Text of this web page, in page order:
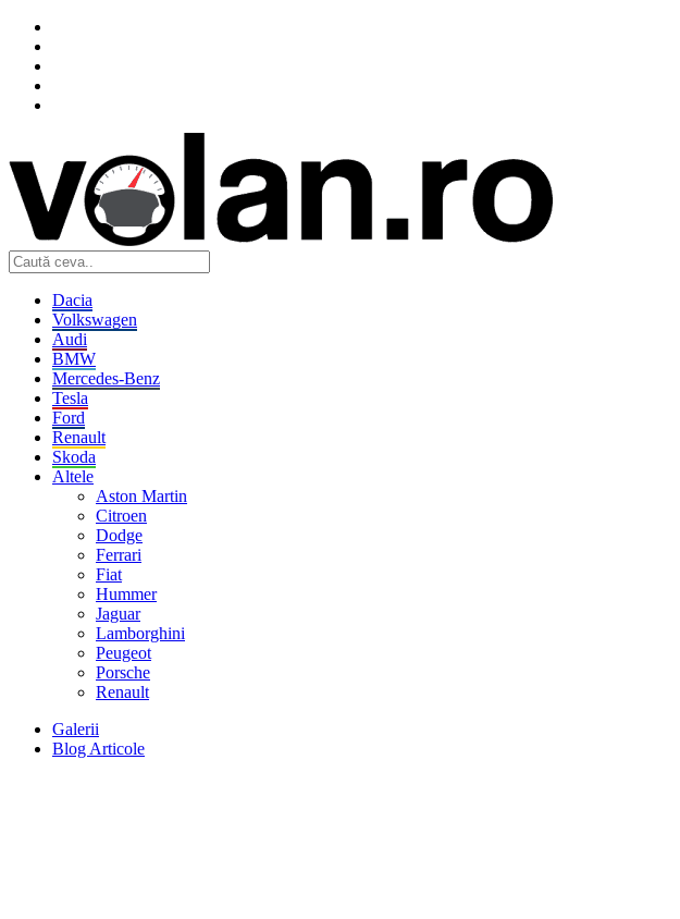
Dacia
Volkswagen
Audi
BMW
Mercedes-Benz
Tesla
Ford
Renault
Skoda
Altele
Aston Martin
Citroen
Dodge
Ferrari
Fiat
Hummer
Jaguar
Lamborghini
Peugeot
Porsche
Renault
Galerii
Blog Articole